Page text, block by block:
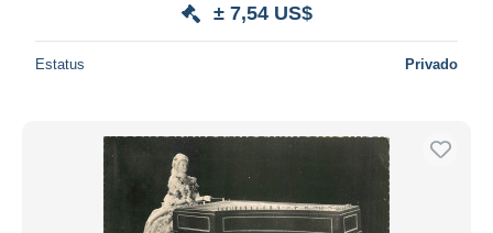
± 7,54 US$
Estatus Privado